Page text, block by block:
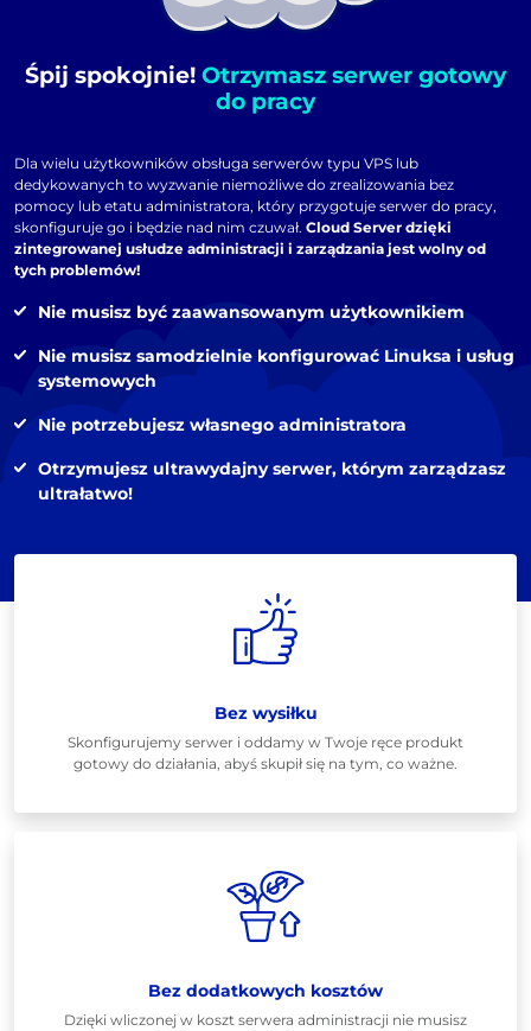
Śpij spokojnie! Otrzymasz serwer gotowy
do pracy
Dla wielu użytkowników obsługa serwerów typu VPS lub
dedykowanych to wyzwanie niemożliwe do zrealizowania bez
pomocy lub etatu administratora, który przygotuje serwer do pracy,
skonfiguruje go i będzie nad nim czuwał. Cloud Server dzięki
zintegrowanej usłudze administracji i zarządzania jest wolny od
tych problemów!
Nie musisz być zaawansowanym użytkownikiem
Nie musisz samodzielnie konfigurować Linuksa i usług
systemowych
Nie potrzebujesz własnego administratora
Otrzymujesz ultrawydajny serwer, którym zarządzasz
ultrałatwo!
Bez wysiłku
Skonfigurujemy serwer i oddamy w Twoje ręce produkt
gotowy do działania, abyś skupił się na tym, co ważne.
Bez dodatkowych kosztów
Dzięki wliczonej w koszt serwera administracji nie musisz